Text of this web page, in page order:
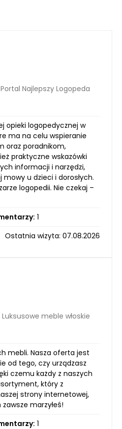
Portal Najlepszy Logopeda
opieki logopedycznej w
ma na celu wspieranie
oraz poradnikom,
praktyczne wskazówki
informacji i narzędzi,
u dzieci i dorosłych.
logopedii. Nie czekaj –
1
Ostatnia wizyta: 07.08.2026
Luksusowe meble włoskie
mebli. Nasza oferta jest
od tego, czy urządzasz
czemu każdy z naszych
który z
strony internetowej,
marzyłeś!
1